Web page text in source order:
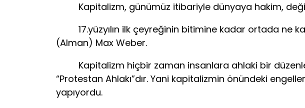
Kapitalizm, günümüz itibariyle dünyaya hakim,
17.yüzyılın ilk çeyreğinin bitimine kadar ortada ne
(Alman) Max Weber.
Kapitalizm hiçbir zaman insanlara ahlaki bir
“Protestan Ahlakı”dır. Yani kapitalizmin önündeki
yapıyordu.